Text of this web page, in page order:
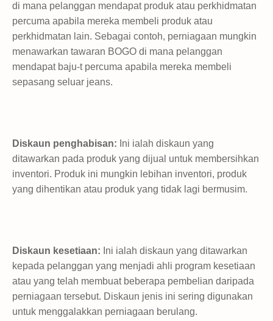
di mana pelanggan mendapat produk atau perkhidmatan
percuma apabila mereka membeli produk atau
perkhidmatan lain. Sebagai contoh, perniagaan mungkin
menawarkan tawaran BOGO di mana pelanggan
mendapat baju-t percuma apabila mereka membeli
sepasang seluar jeans.
Diskaun penghabisan: Ini ialah diskaun yang
ditawarkan pada produk yang dijual untuk membersihkan
inventori. Produk ini mungkin lebihan inventori, produk
yang dihentikan atau produk yang tidak lagi bermusim.
Diskaun kesetiaan: Ini ialah diskaun yang ditawarkan
kepada pelanggan yang menjadi ahli program kesetiaan
atau yang telah membuat beberapa pembelian daripada
perniagaan tersebut. Diskaun jenis ini sering digunakan
untuk menggalakkan perniagaan berulang.